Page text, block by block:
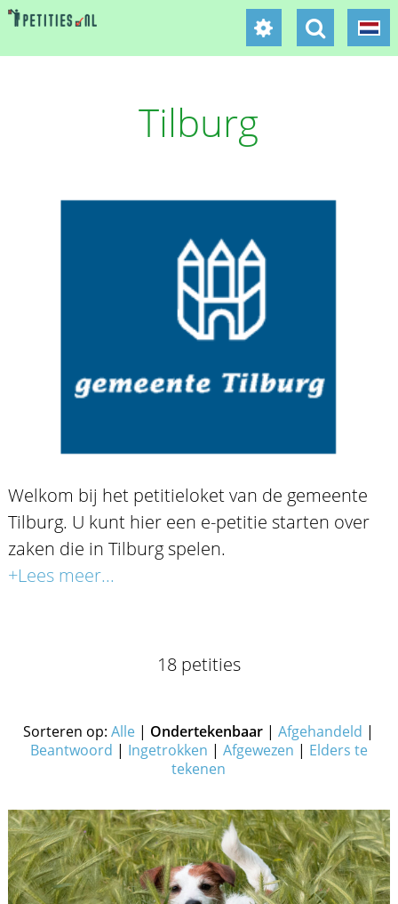
Tilburg
Welkom bij het petitieloket van de gemeente
Tilburg. U kunt hier een e-petitie starten over
zaken die in Tilburg spelen.
+Lees meer...
18 petities
Sorteren op:Alle | Ondertekenbaar |Afgehandeld |
Beantwoord | Ingetrokken | Afgewezen | Elders te
tekenen